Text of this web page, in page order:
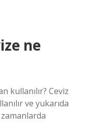
ne
kullanılır? Ceviz
ve yukarıda